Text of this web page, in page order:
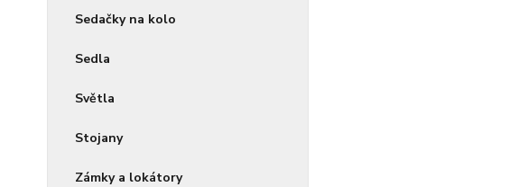
Sedačky na kolo
Sedla
Světla
Stojany
Zámky a lokátory